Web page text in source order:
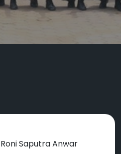
Roni Saputra Anwar